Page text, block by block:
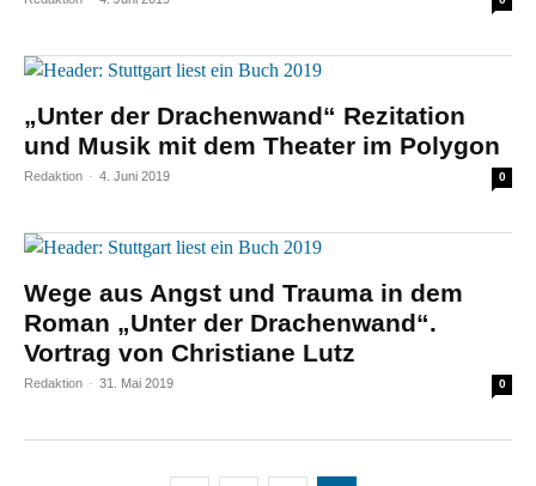
„Unter der Drachenwand“ Rezitation
und Musik mit dem Theater im Polygon
Redaktion - 4. Juni 2019 0
Wege aus Angst und Trauma in dem
Roman „Unter der Drachenwand“.
Vortrag von Christiane Lutz
Redaktion - 31. Mai 2019 0